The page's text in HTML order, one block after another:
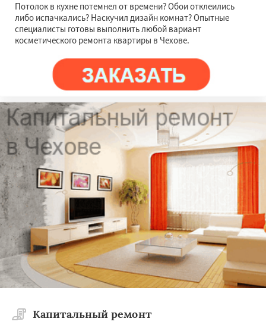
Потолок в кухне потемнел от времени? Обои отклеились
либо испачкались? Наскучил дизайн комнат? Опытные
специалисты готовы выполнить любой вариант
косметического ремонта квартиры в Чехове.
Капитальный ремонт